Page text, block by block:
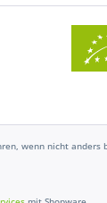
wenn nicht anders